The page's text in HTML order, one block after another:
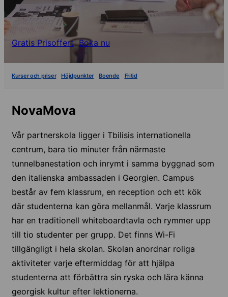
Gratis Prisoffert Boka nu
Kurser och priser Höjdpunkter Boende Fritid
NovaMova
Vår partnerskola ligger i Tbilisis internationella
centrum, bara tio minuter från närmaste
tunnelbanestation och inrymt i samma byggnad som
den italienska ambassaden i Georgien. Campus
består av fem klassrum, en reception och ett kök
där studenterna kan göra mellanmål. Varje klassrum
har en traditionell whiteboardtavla och rymmer upp
till tio studenter per grupp. Det finns Wi-Fi
tillgängligt i hela skolan. Skolan anordnar roliga
aktiviteter varje eftermiddag för att hjälpa
studenterna att förbättra sin ryska och lära känna
georgisk kultur efter lektionerna.